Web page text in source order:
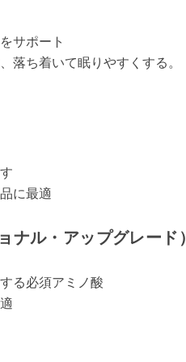
サポート
落ち着いて眠りやすくする。
に最適
ナル・アップグレード）
る必須アミノ酸